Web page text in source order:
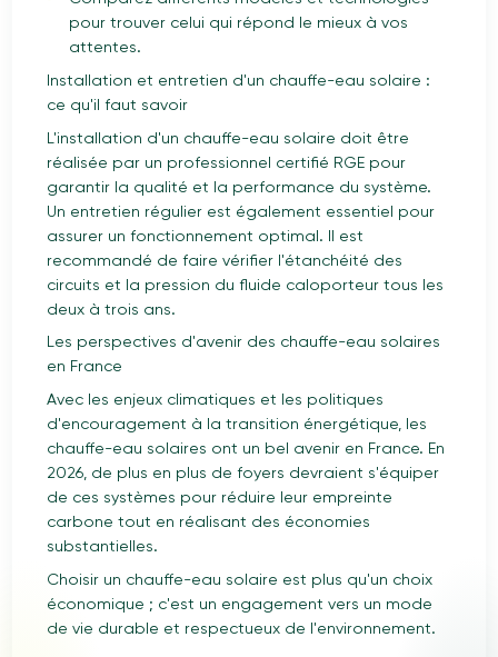
pour trouver celui qui répond le mieux à vos
attentes.
Installation et entretien d'un chauffe-eau solaire :
ce qu'il faut savoir
L'installation d'un chauffe-eau solaire doit être
réalisée par un professionnel certifié RGE pour
garantir la qualité et la performance du système.
Un entretien régulier est également essentiel pour
assurer un fonctionnement optimal. Il est
recommandé de faire vérifier l'étanchéité des
circuits et la pression du fluide caloporteur tous les
deux à trois ans.
Les perspectives d'avenir des chauffe-eau solaires
en France
Avec les enjeux climatiques et les politiques
d'encouragement à la transition énergétique, les
chauffe-eau solaires ont un bel avenir en France. En
2026, de plus en plus de foyers devraient s'équiper
de ces systèmes pour réduire leur empreinte
carbone tout en réalisant des économies
substantielles.
Choisir un chauffe-eau solaire est plus qu'un choix
économique ; c'est un engagement vers un mode
de vie durable et respectueux de l'environnement.